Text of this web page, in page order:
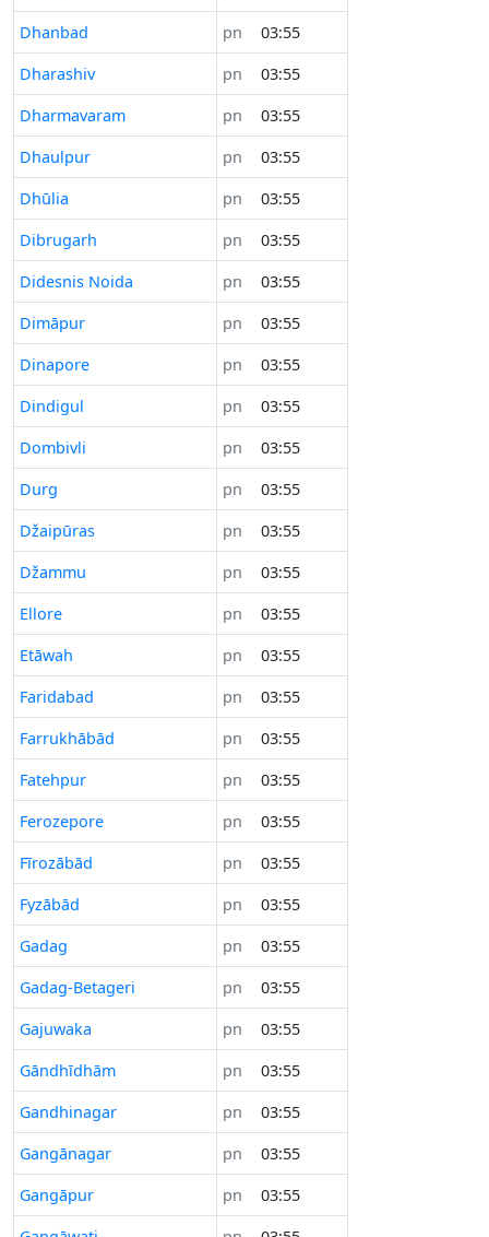
Dhanbad
pn
03:55
Dharashiv
pn
03:55
Dharmavaram
pn
03:55
Dhaulpur
pn
03:55
Dhūlia
pn
03:55
Dibrugarh
pn
03:55
Didesnis Noida
pn
03:55
Dimāpur
pn
03:55
Dinapore
pn
03:55
Dindigul
pn
03:55
Dombivli
pn
03:55
Durg
pn
03:55
Džaipūras
pn
03:55
Džammu
pn
03:55
Ellore
pn
03:55
Etāwah
pn
03:55
Faridabad
pn
03:55
Farrukhābād
pn
03:55
Fatehpur
pn
03:55
Ferozepore
pn
03:55
Fīrozābād
pn
03:55
Fyzābād
pn
03:55
Gadag
pn
03:55
Gadag-Betageri
pn
03:55
Gajuwaka
pn
03:55
Gāndhīdhām
pn
03:55
Gandhinagar
pn
03:55
Gangānagar
pn
03:55
Gangāpur
pn
03:55